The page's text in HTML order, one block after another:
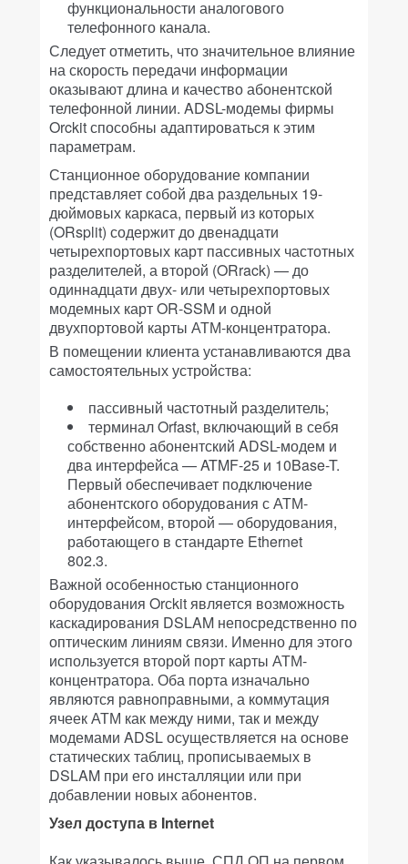
функциональности аналогового
телефонного канала.
Следует отметить, что значительное влияние
на скорость передачи информации
оказывают длина и качество абонентской
телефонной линии. ADSL-модемы фирмы
Orckit способны адаптироваться к этим
параметрам.
Станционное оборудование компании
представляет собой два раздельных 19-
дюймовых каркаса, первый из которых
(ORsplit) содержит до двенадцати
четырехпортовых карт пассивных частотных
разделителей, а второй (ORrack) — до
одиннадцати двух- или четырехпортовых
модемных карт OR-SSM и одной
двухпортовой карты АТМ-концентратора.
В помещении клиента устанавливаются два
самостоятельных устройства:
пассивный частотный разделитель;
терминал Orfast, включающий в себя
собственно абонентский ADSL-модем и
два интерфейса — ATMF-25 и 10Base-T.
Первый обеспечивает подключение
абонентского оборудования с АТМ-
интерфейсом, второй — оборудования,
работающего в стандарте Ethernet
802.3.
Важной особенностью станционного
оборудования Orсkit является возможность
каскадирования DSLAM непосредственно по
оптическим линиям связи. Именно для этого
используется второй порт карты АТМ-
концентратора. Оба порта изначально
являются равноправными, а коммутация
ячеек АТМ как между ними, так и между
модемами ADSL осуществляется на основе
статических таблиц, прописываемых в
DSLAM при его инсталляции или при
добавлении новых абонентов.
Узел доступа в Internet